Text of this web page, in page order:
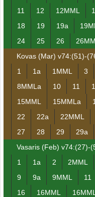
11
12 12MML
18
19 19a
24
25 26
Kovas (Mar) v74:(51)-
1
1a 1MML 3
8MMLa
10 11
15MML
15MMLa
22
22a 22MML
27
28 29 29a
Vasaris (Feb) v74:(27)-
1
1a 2 2MML
9
9a 9MML 11
16
16MML